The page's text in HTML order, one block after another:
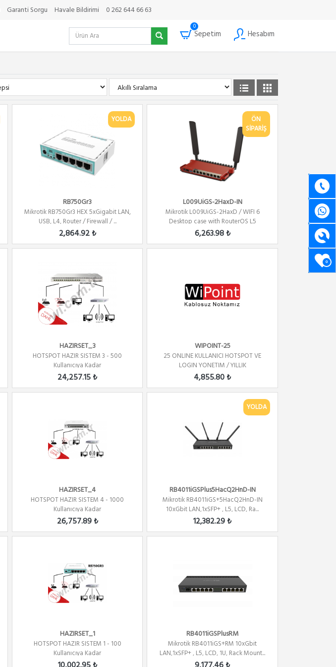
Garanti Sorgu Havale Bildirimi 0 262 644 66 63
0
Sepetim Hesabım
0
YOLDA
RB750Gr3
Mikrotik RB750Gr3 HEX 5xGigabit LAN,
USB, L4, Router / Firewall / ...
2,864.92 ₺
ÖN
SİPARİŞ
L009UiGS-2HaxD-IN
Mikrotik L009UiGS-2HaxD / WIFI 6
Desktop case with RouterOS L5
6,263.98 ₺
HAZIRSET_3
HOTSPOT HAZIR SISTEM 3 - 500
Kullanıcıya Kadar
24,257.15 ₺
WIPOINT-25
25 ONLINE KULLANICI HOTSPOT VE
LOGIN YONETIM / YILLIK
4,855.80 ₺
HAZIRSET_4
HOTSPOT HAZIR SISTEM 4 - 1000
Kullanıcıya Kadar
26,757.89 ₺
YOLDA
RB4011iGSPlus5HacQ2HnD-IN
Mikrotik RB4011iGS+5HacQ2HnD-IN
10xGbit LAN,1xSFP+ , L5, LCD, Ra...
12,382.29 ₺
HAZIRSET_1
HOTSPOT HAZIR SISTEM 1 - 100
Kullanıcıya Kadar
RB4011iGSPlusRM
Mikrotik RB4011iGS+RM 10xGbit
LAN,1xSFP+ , L5, LCD, 1U, Rack Mount...